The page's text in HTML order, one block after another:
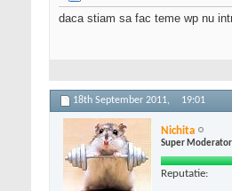
daca stiam sa fac teme wp nu
18th September 2011, 19:01
Nichita
Super Moderator
Reputatie: